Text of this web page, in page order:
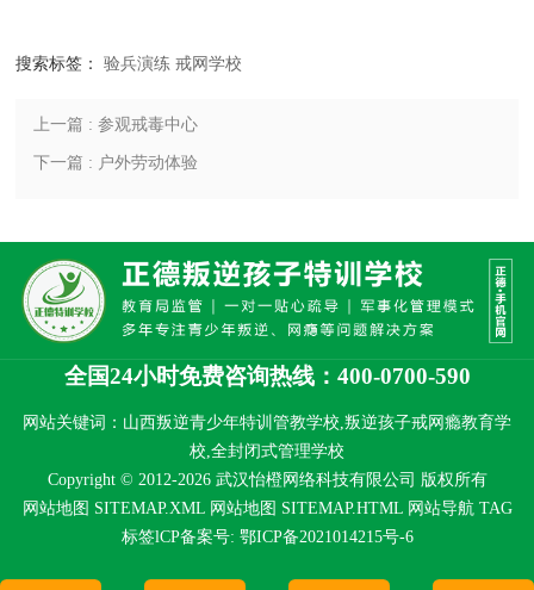
搜索标签：验兵演练 戒网学校
上一篇 : 参观戒毒中心
下一篇 : 户外劳动体验
全国24小时免费咨询热线：400-0700-590
网站关键词：山西叛逆青少年特训管教学校,叛逆孩子戒网瘾教育学
校,全封闭式管理学校
Copyright © 2012-2026 武汉怡橙网络科技有限公司 版权所有
网站地图 SITEMAP.XML 网站地图 SITEMAP.HTML 网站导航 TAG
标签lCP备案号: 鄂ICP备2021014215号-6